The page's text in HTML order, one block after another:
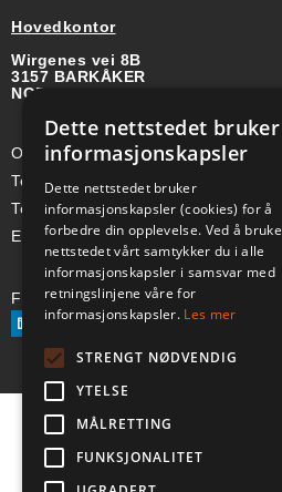
Hovedkontor
Wirgenes vei 8B
3157 BARKÅKER
NORGE
Org-nr: 985 958 203 MVA
Telefon (Nor): +47 334 50 910
Telefon (Swe): +46 70-748 08 19
E-post: sales@a-ss.net
Følg oss på:
Dette nettstedet bruker
informasjonskapsler
Dette nettstedet bruker
informasjonskapsler (cookies) for å
forbedre din opplevelse. Ved å bruke
nettstedet vårt samtykker du i alle
informasjonskapsler i samsvar med
retningslinjene våre for
informasjonskapsler. Les mer
STRENGT NØDVENDIG
YTELSE
MÅLRETTING
FUNKSJONALITET